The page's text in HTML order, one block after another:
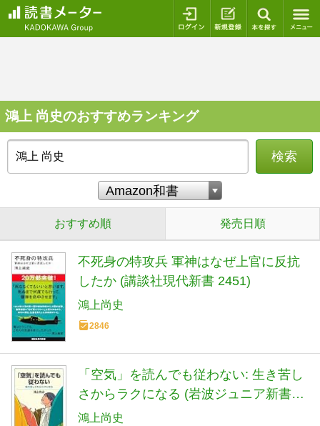
ログイン 新規登録
鴻上 尚史のおすすめランキング
検索
おすすめ順 発売日順
不死身の特攻兵 軍神はなぜ上官に反抗
したか (講談社現代新書 2451)
鴻上尚史
2846
「空気」を読んでも従わない: 生き苦し
さからラクになる (岩波ジュニア新書
893)
鴻上尚史